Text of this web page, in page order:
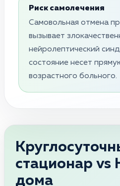
Риск самолечения
Самовольная отмена
вызывает
нейролептический
состояние несет
возрастного больного.
стационар vs
дома